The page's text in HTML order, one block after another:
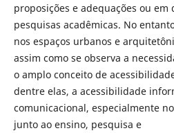
proposições e adequações ou
pesquisas acadêmicas. No
nos espaços urbanos e
assim como se observa a
o amplo conceito de
dentre elas, a acessibilidade
comunicacional, especialmente
junto ao ensino, pesquisa e